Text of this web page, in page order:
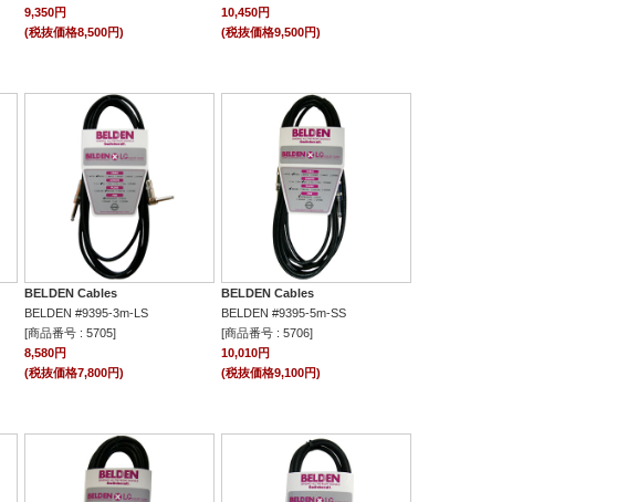
9,350円
(税抜価格8,500円)
10,450円
(税抜価格9,500円)
BELDEN Cables
BELDEN #9395-3m-LS
[商品番号 : 5705]
8,580円
(税抜価格7,800円)
BELDEN Cables
BELDEN #9395-5m-SS
[商品番号 : 5706]
10,010円
(税抜価格9,100円)